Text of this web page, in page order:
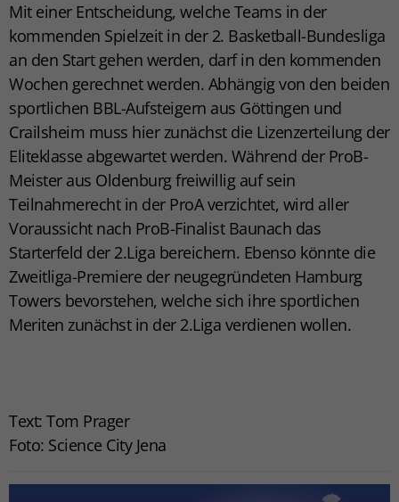
Mit einer Entscheidung, welche Teams in der
kommenden Spielzeit in der 2. Basketball-Bundesliga
an den Start gehen werden, darf in den kommenden
Wochen gerechnet werden. Abhängig von den beiden
sportlichen BBL-Aufsteigern aus Göttingen und
Crailsheim muss hier zunächst die Lizenzerteilung der
Eliteklasse abgewartet werden. Während der ProB-
Meister aus Oldenburg freiwillig auf sein
Teilnahmerecht in der ProA verzichtet, wird aller
Voraussicht nach ProB-Finalist Baunach das
Starterfeld der 2.Liga bereichern. Ebenso könnte die
Zweitliga-Premiere der neugegründeten Hamburg
Towers bevorstehen, welche sich ihre sportlichen
Meriten zunächst in der 2.Liga verdienen wollen.
Text: Tom Prager
Foto: Science City Jena